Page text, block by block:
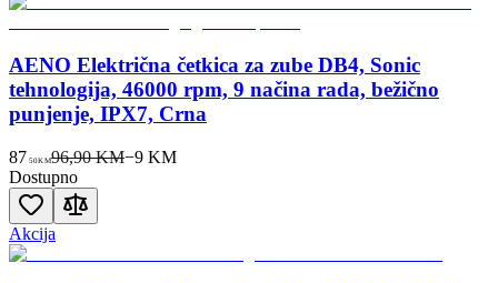
AENO Električna četkica za zube DB4, Sonic
tehnologija, 46000 rpm, 9 načina rada, bežično
punjenje, IPX7, Crna
87 50KM96,90 KM−9KM
Dostupno
Akcija